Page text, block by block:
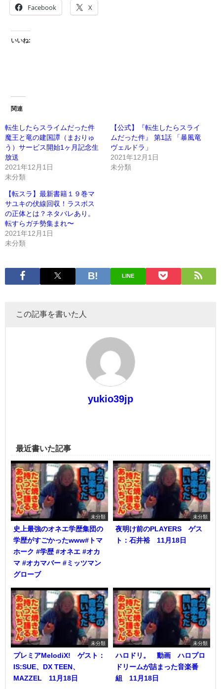
Facebook X
いいね:
関連
転生したらスライムだった件
魔王と竜の建国譚（まおりゅ
う）サービス開始1ヶ月記念生
放送
2021年12月1日
未分類
【公式】『転生したらスライ
ムだった件』 第1話 「暴風竜
ヴェルドラ」
2021年12月1日
未分類
【転スラ】最新書籍１９巻マ
サユキの伏線回収！ラスボス
の正体とは？ネタバレあり。
転すらガチ勢集まれ〜
2021年12月1日
未分類
LINE
この記事を書いた人
yukio39jp
最近書いた記事
未分類
史上最強のオネエ学歴集団の
学歴がすごかったwww#トマ
ホーク #学歴 #オネエ #オカ
マ #オカマバー #ミッツマン
グローブ
未分類
夜明け前のPLAYERS ゲス
ト：石井裕 11月18日
未分類
プレミアMelodiX! ゲスト：
IS:SUE、DX TEEN、
MAZZEL 11月18日
未分類
ハロドリ。 動画 ハロプロ
ドリームが詰まった音楽番
組 11月18日